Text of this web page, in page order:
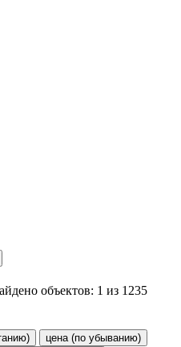
объектов: 1 из 1235
цена (по убыванию)